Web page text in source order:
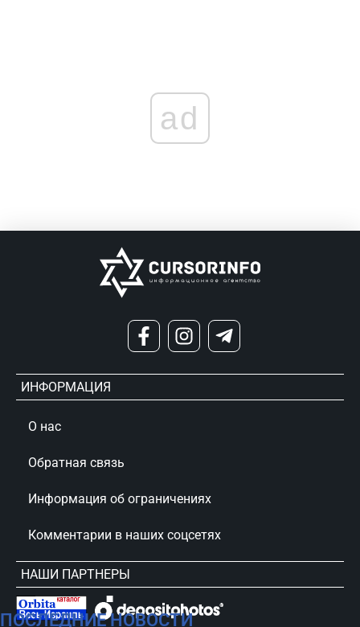
ПОСЛЕДНИЕ НОВОСТИ
ad
ИНФОРМАЦИЯ
О нас
Обратная связь
Информация об ограничениях
Комментарии в наших соцсетях
НАШИ ПАРТНЕРЫ